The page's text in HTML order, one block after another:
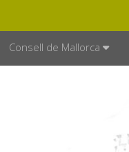
Consell de Mallorca